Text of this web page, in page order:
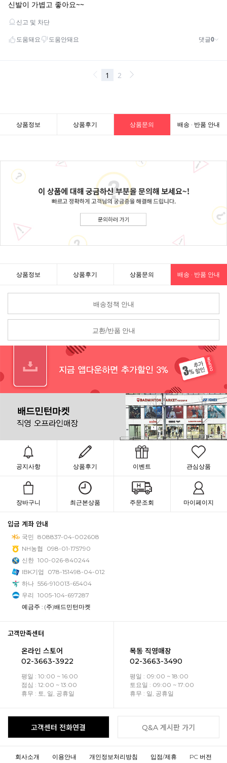
상품정보 상품후기 상품문의 배송 · 반품 안내
상품정보 상품후기 상품문의 배송 · 반품 안내
배송정책 안내
교환/반품 안내
공지사항 상품후기 이벤트 관심상품
장바구니 최근본상품 주문조회 마이페이지
입금 계좌 안내
국민 808837-04-002608
NH농협
098-01-175790
신한 100-026-840244
IBK기업
078-151498-04-012
하나 556-910013-65404
우리 1005-104-697287
예금주 : (주)배드민턴마켓
고객만족센터
온라인 스토어
02-3663-3922
평일 : 10:00 ~ 16:00
점심 : 12:00 ~ 13:00
휴무 : 토, 일, 공휴일
목동 직영매장
02-3663-3490
평일 : 09:00 ~ 18:00
토요일 : 09:00 ~ 17:00
휴무 : 일, 공휴일
고객센터 전화연결 Q&A 게시판 가기
회사소개 이용안내 개인정보처리방침 입점/제휴 PC 버전